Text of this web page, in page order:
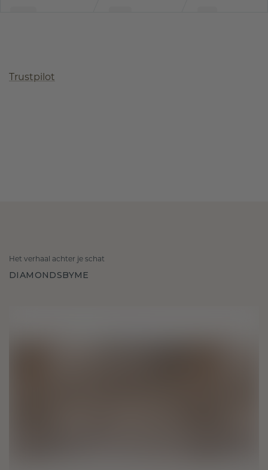
Trustpilot
Het verhaal achter je schat
DIAMONDSBYME